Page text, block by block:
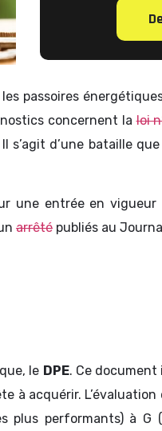
passoires
concernent laloi
Il s’agit d’une bataille
une entrée en vigueur
arrêté publiés au
le DPE. Ce
à acquérir.
plus performants) à G